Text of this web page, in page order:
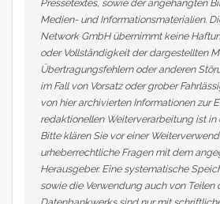
Pressetextes, sowie der angehängten
Medien- und Informationsmaterialien.
Network GmbH übernimmt keine
oder Vollständigkeit der dargestellten
Übertragungsfehlern oder anderen
im Fall von Vorsatz oder grober
von hier archivierten Informationen zur
redaktionellen Weiterverarbeitung ist in
Bitte klären Sie vor einer
urheberrechtliche Fragen mit dem
Herausgeber. Eine systematische
sowie die Verwendung auch von Teilen